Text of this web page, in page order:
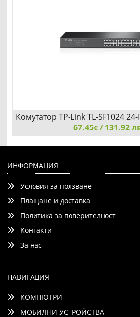
Rackmount
Комутатор TP-Link TL-SF1024
Rackmount
67.45€ / 131.92
ИНФОРМАЦИЯ
Условия за ползване
Плащане и доставка
Политика за поверителност
Контакти
За нас
НАВИГАЦИЯ
КОМПЮТРИ
МОБИЛНИ УСТРОЙСТВА